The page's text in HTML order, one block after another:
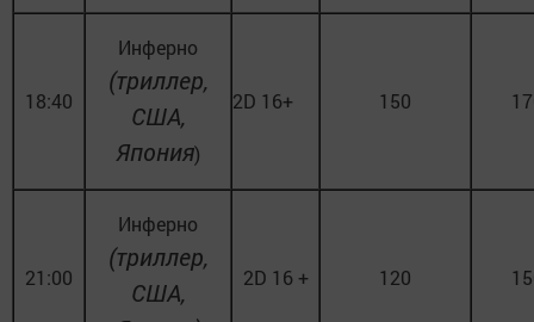
18:40
Инферно
(триллер,
США,
Япония)
2D 16+ 150
21:00
Инферно
(триллер,
США,
2D 16 + 120